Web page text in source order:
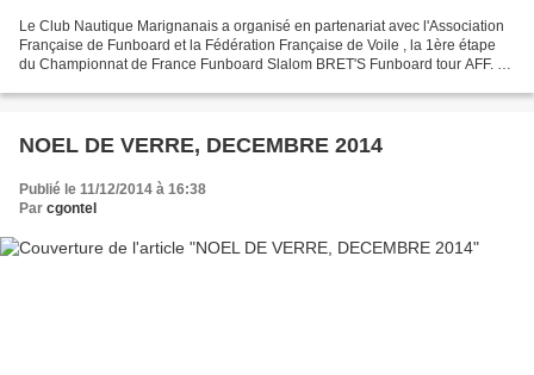
Le Club Nautique Marignanais a organisé en partenariat avec l'Association
Française de Funboard et la Fédération Française de Voile , la 1ère étape
du Championnat de France Funboard Slalom BRET'S Funboard tour AFF. Le
NOEL DE VERRE, DECEMBRE 2014
Publié le 11/12/2014 à 16:38
Par cgontel